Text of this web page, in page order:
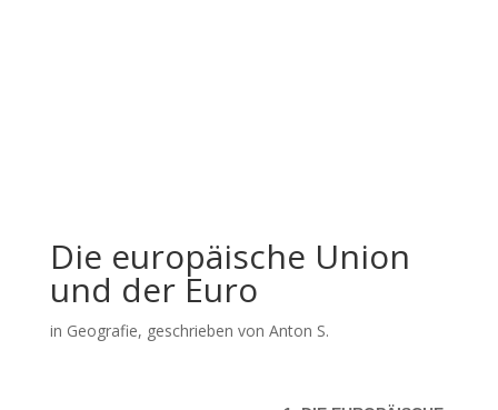
Die europäische Union
und der Euro
in Geografie, geschrieben von Anton S.